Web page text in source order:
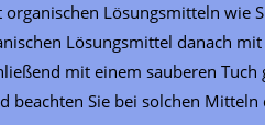
Lösungsmitteln wie
Lösungsmittel danach
mit einem sauberen Tuch
beachten Sie bei solchen